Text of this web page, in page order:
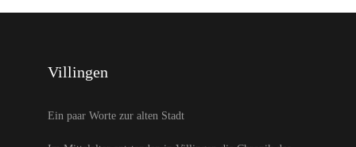
Villingen
Ein paar Worte zur alten Stadt